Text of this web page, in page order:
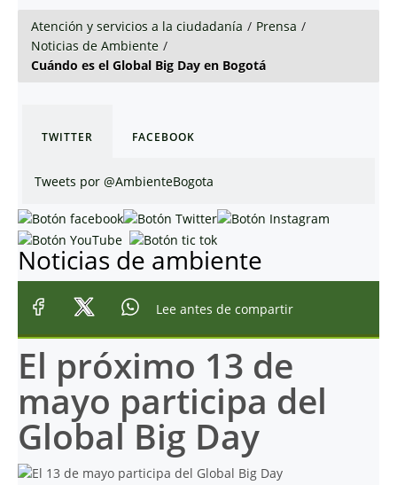
Atención y servicios a la ciudadanía / Prensa /
Noticias de Ambiente /
Cuándo es el Global Big Day en Bogotá
TWITTER FACEBOOK
Tweets por @AmbienteBogota
Noticias de ambiente
Lee antes de compartir
El próximo 13 de
mayo participa del
Global Big Day